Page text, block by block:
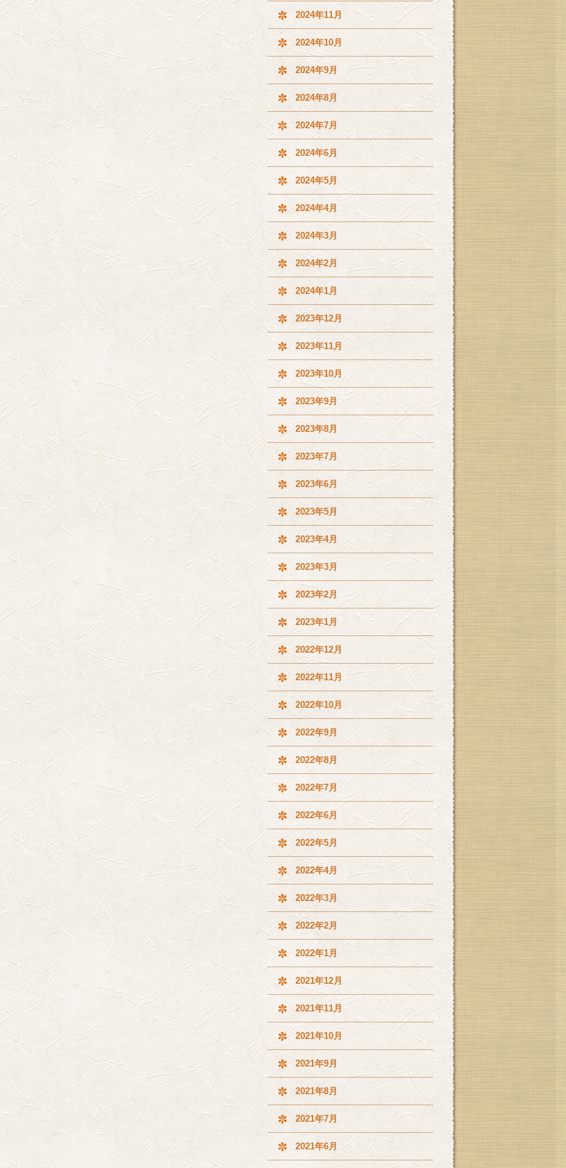
2024年11月
2024年10月
2024年9月
2024年8月
2024年7月
2024年6月
2024年5月
2024年4月
2024年3月
2024年2月
2024年1月
2023年12月
2023年11月
2023年10月
2023年9月
2023年8月
2023年7月
2023年6月
2023年5月
2023年4月
2023年3月
2023年2月
2023年1月
2022年12月
2022年11月
2022年10月
2022年9月
2022年8月
2022年7月
2022年6月
2022年5月
2022年4月
2022年3月
2022年2月
2022年1月
2021年12月
2021年11月
2021年10月
2021年9月
2021年8月
2021年7月
2021年6月